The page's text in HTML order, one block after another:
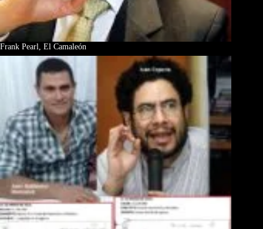
Frank Pearl, El Camaleón